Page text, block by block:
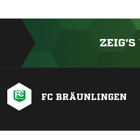
ZEIG'S
FC BRÄUNLINGEN